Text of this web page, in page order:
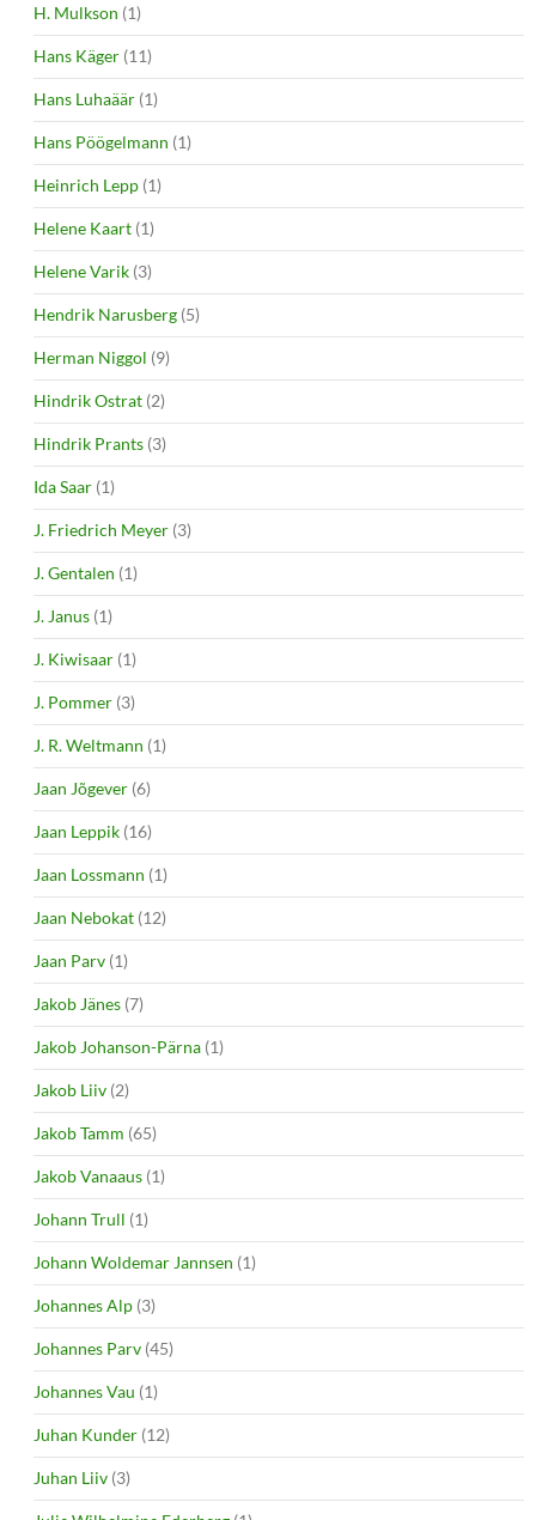
H. Mulkson (1)
Hans Käger (11)
Hans Luhaäär (1)
Hans Pöögelmann (1)
Heinrich Lepp (1)
Helene Kaart (1)
Helene Varik (3)
Hendrik Narusberg (5)
Herman Niggol (9)
Hindrik Ostrat (2)
Hindrik Prants (3)
Ida Saar (1)
J. Friedrich Meyer (3)
J. Gentalen (1)
J. Janus (1)
J. Kiwisaar (1)
J. Pommer (3)
J. R. Weltmann (1)
Jaan Jõgever (6)
Jaan Leppik (16)
Jaan Lossmann (1)
Jaan Nebokat (12)
Jaan Parv (1)
Jakob Jänes (7)
Jakob Johanson-Pärna (1)
Jakob Liiv (2)
Jakob Tamm (65)
Jakob Vanaaus (1)
Johann Trull (1)
Johann Woldemar Jannsen (1)
Johannes Alp (3)
Johannes Parv (45)
Johannes Vau (1)
Juhan Kunder (12)
Juhan Liiv (3)